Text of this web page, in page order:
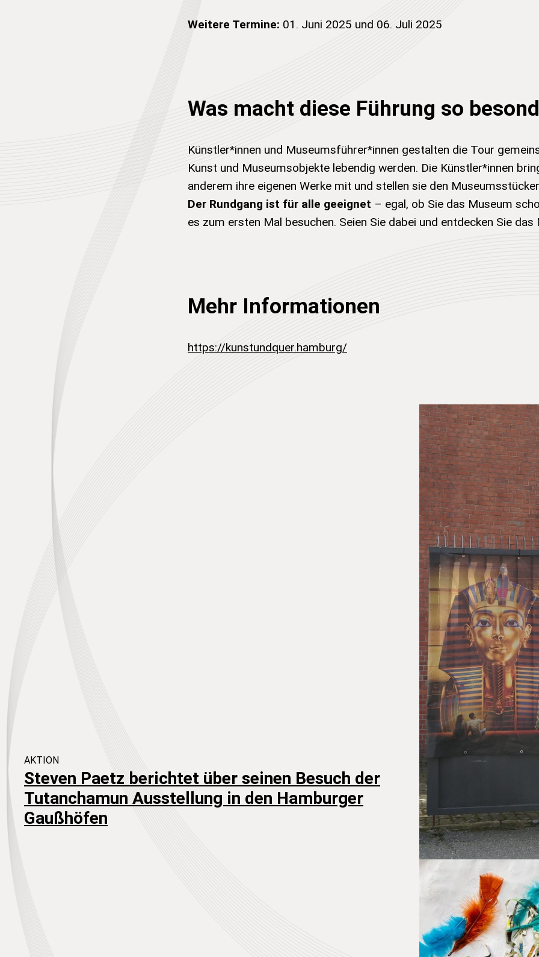
Weitere Termine: 01. Juni 2025 und 06. Juli 2025
Was macht diese Führung so
Künstler*innen und Museumsführer*innen gestalten die Tour
Kunst und Museumsobjekte lebendig werden. Die Künstler*innen
anderem ihre eigenen Werke mit und stellen sie den
Der Rundgang ist für alle geeignet – egal, ob Sie das Museum
es zum ersten Mal besuchen. Seien Sie dabei und entdecken Sie das
Mehr Informationen
https://kunstundquer.hamburg/
AKTION
Steven Paetz berichtet über seinen Besuch der
Tutanchamun Ausstellung in den Hamburger
Gaußhöfen